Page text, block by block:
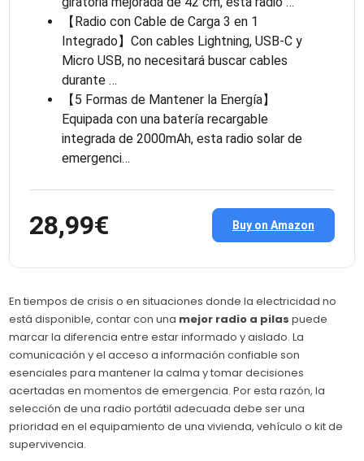
【Radio con Cable de Carga 3 en 1
Integrado】Con cables Lightning, USB-C y
Micro USB, no necesitará buscar cables
durante …
【5 Formas de Mantener la Energía】
Equipada con una batería recargable
integrada de 2000mAh, esta radio solar de
emergenci…
28,99€ Buy on Amazon
En tiempos de crisis o en situaciones donde la electricidad no
está disponible, contar con una mejor radio a pilas puede
marcar la diferencia entre estar informado y aislado. La
comunicación y el acceso a información confiable son
esenciales para mantener la calma y tomar decisiones
acertadas en momentos de emergencia. Por esta razón, la
selección de una radio portátil adecuada debe ser una
prioridad en el equipamiento de una vivienda, vehículo o kit de
supervivencia.